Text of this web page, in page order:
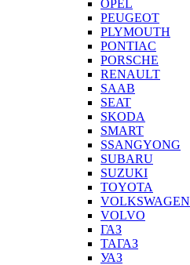
OPEL
PEUGEOT
PLYMOUTH
PONTIAC
PORSCHE
RENAULT
SAAB
SEAT
SKODA
SMART
SSANGYONG
SUBARU
SUZUKI
TOYOTA
VOLKSWAGEN
VOLVO
ГАЗ
ТАГАЗ
УАЗ